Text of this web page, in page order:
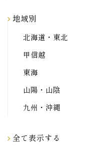
地域別
北海道・東北
甲信越
東海
山陽・山陰
九州・沖縄
全て表示する